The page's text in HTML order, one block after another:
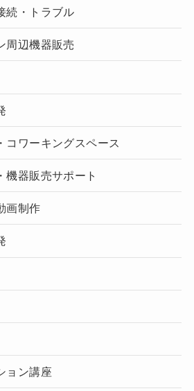
続・トラブル
周辺機器販売
コワーキングスペース
機器販売サポート
画制作
ョン講座